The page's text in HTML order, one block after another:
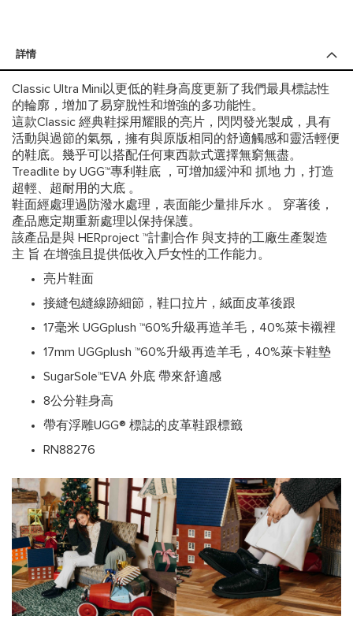
詳情
Classic Ultra Mini以更低的鞋身高度更新了我們最具標誌性
的輪廓，增加了易穿脫性和增強的多功能性。
這款Classic 經典鞋採用耀眼的亮片，閃閃發光製成，具有
活動與過節的氣氛，擁有與原版相同的舒適觸感和靈活輕便
的鞋底。幾乎可以搭配任何東西款式選擇無窮無盡。
Treadlite by UGG™專利鞋底 ，可增加緩沖和 抓地 力，打造
超輕、超耐用的大底 。
鞋面經處理過防潑水處理，表面能少量排斥水 。 穿著後，
產品應定期重新處理以保持保護。
該產品是與 HERproject ™計劃合作 與支持的工廠生產製造
主 旨 在增強且提供低收入戶女性的工作能力。
亮片鞋面
接縫包縫線跡細節，鞋口拉片，絨面皮革後跟
17毫米 UGGplush ™60%升級再造羊毛，40%萊卡襯裡
17mm UGGplush ™60%升級再造羊毛，40%萊卡鞋墊
SugarSole™EVA 外底 帶來舒適感
8公分鞋身高
帶有浮雕UGG® 標誌的皮革鞋跟標籤
RN88276